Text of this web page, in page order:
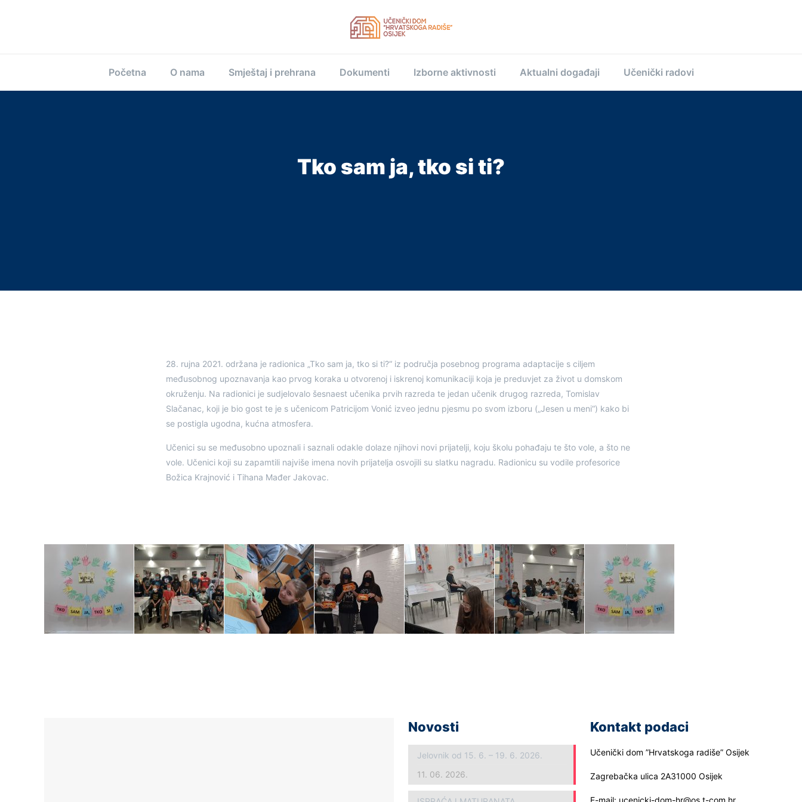
Početna O nama Smještaj i prehrana Dokumenti Izborne aktivnosti Aktualni događaji Učenički radovi
Tko sam ja, tko si ti?
28. rujna 2021. održana je radionica „Tko sam ja, tko si ti?“ iz područja posebnog programa adaptacije s ciljem
međusobnog upoznavanja kao prvog koraka u otvorenoj i iskrenoj komunikaciji koja je preduvjet za život u domskom
okruženju. Na radionici je sudjelovalo šesnaest učenika prvih razreda te jedan učenik drugog razreda, Tomislav
Slačanac, koji je bio gost te je s učenicom Patricijom Vonić izveo jednu pjesmu po svom izboru („Jesen u meni“) kako bi
se postigla ugodna, kućna atmosfera.
Učenici su se međusobno upoznali i saznali odakle dolaze njihovi novi prijatelji, koju školu pohađaju te što vole, a što ne
vole. Učenici koji su zapamtili najviše imena novih prijatelja osvojili su slatku nagradu. Radionicu su vodile profesorice
Božica Krajnović i Tihana Mađer Jakovac.
Novosti
Jelovnik od 15. 6. – 19. 6. 2026.
11. 06. 2026.
Kontakt podaci
Učenički dom ”Hrvatskoga radiše” Osijek
Zagrebačka ulica 2A31000 Osijek
E-mail: ucenicki-dom-hr@os.t-com.hr